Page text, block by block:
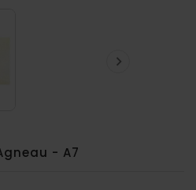

- A7